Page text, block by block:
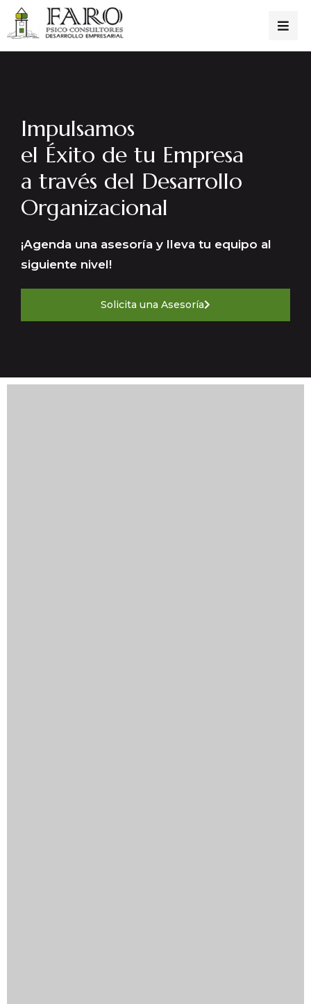
Impulsamos
el Éxito de tu Empresa
a través del Desarrollo
Organizacional
¡Agenda una asesoría y lleva tu equipo al
siguiente nivel!
Solicita una Asesoría